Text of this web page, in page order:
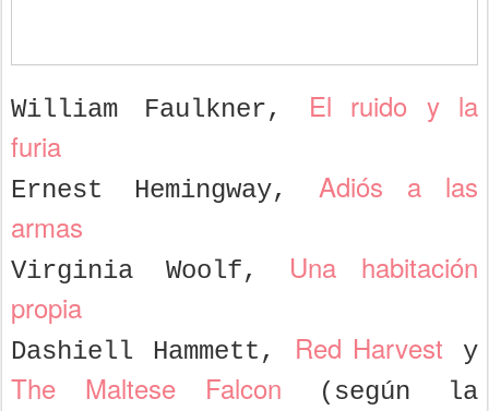
William Faulkner, El ruido y la
furia
Ernest Hemingway, Adiós a las
armas
Virginia Woolf, Una habitación
propia
Dashiell Hammett, Red Harvest y
The Maltese Falcon (según la